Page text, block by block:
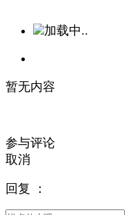
加载中..
暂无内容
参与评论
取消
回复 ：